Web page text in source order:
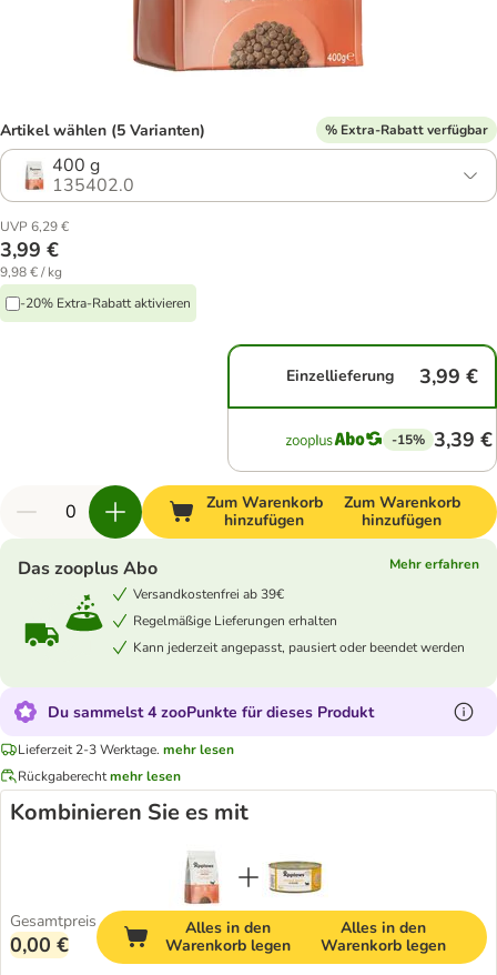
Artikel wählen (5 Varianten) % Extra-Rabatt verfügbar
400 g
135402.0
UVP 6,29 €
3,99 €
9,98 € / kg
-20% Extra-Rabatt aktivieren
Einzellieferung 3,99 €
-15% 3,39 €
Zum Warenkorb
hinzufügen
Zum Warenkorb
hinzufügen
Das zooplus Abo
Mehr erfahren
Versandkostenfrei ab 39€
Regelmäßige Lieferungen erhalten
Kann jederzeit angepasst, pausiert oder beendet werden
Du sammelst 4 zooPunkte für dieses Produkt
Lieferzeit 2-3 Werktage. mehr lesen
Rückgaberechtmehr lesen
Kombinieren Sie es mit
Gesamtpreis
0,00 €
Alles in den
Warenkorb legen
Alles in den
Warenkorb legen